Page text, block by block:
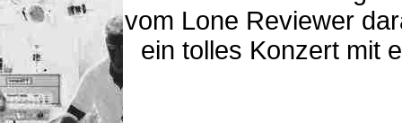
vom Lone Reviewer
ein tolles Konzert mit